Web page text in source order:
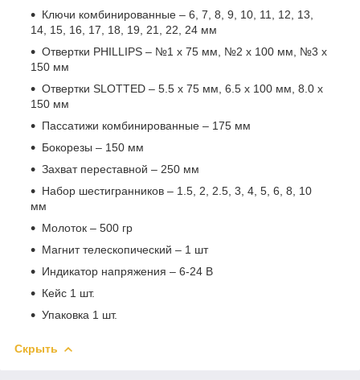
Ключи комбинированные – 6, 7, 8, 9, 10, 11, 12, 13,
14, 15, 16, 17, 18, 19, 21, 22, 24 мм
Отвертки PHILLIPS – №1 х 75 мм, №2 х 100 мм, №3 х
150 мм
Отвертки SLOTTED – 5.5 х 75 мм, 6.5 х 100 мм, 8.0 х
150 мм
Пассатижи комбинированные – 175 мм
Бокорезы – 150 мм
Захват переставной – 250 мм
Набор шестигранников – 1.5, 2, 2.5, 3, 4, 5, 6, 8, 10
мм
Молоток – 500 гр
Магнит телескопический – 1 шт
Индикатор напряжения – 6-24 В
Кейс 1 шт.
Упаковка 1 шт.
Скрыть